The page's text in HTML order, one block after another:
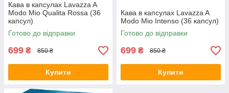
Кава в капсулах Lavazza A
Modo Mio Qualita Rossa (36
капсул)
Готово до відправки
699 ₴ 850 ₴
Купити
Кава в капсулах Lavazza A
Modo Mio Intenso (36 капсул)
Готово до відправки
699 ₴ 850 ₴
Купити